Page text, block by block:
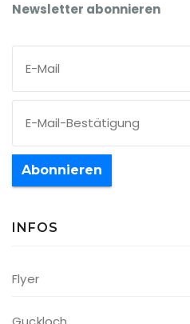
Newsletter abonnieren
Abonnieren
INFOS
Flyer